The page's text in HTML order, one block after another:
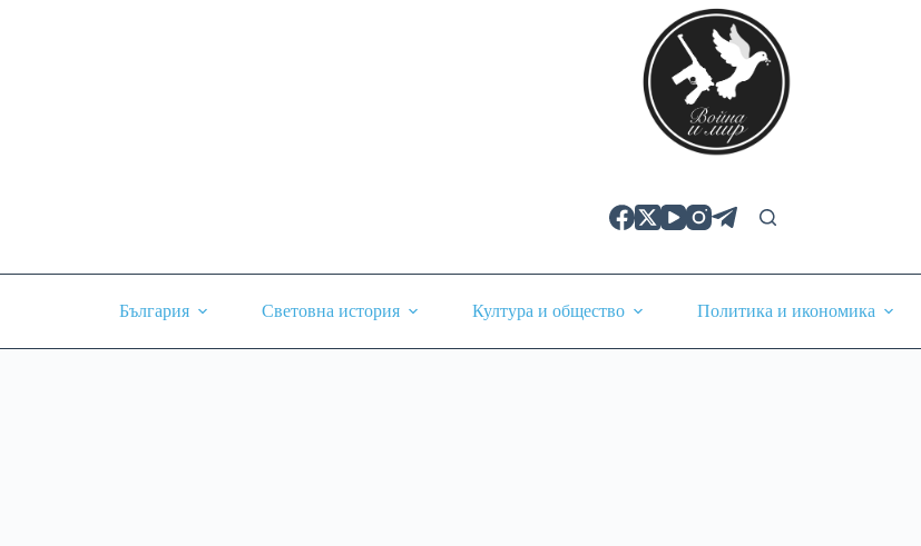
България Световна история Култура и общество Политика и икономика